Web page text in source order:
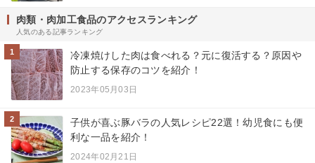
肉類・肉加工食品のアクセスランキング
人気のある記事ランキング
1
冷凍焼けした肉は食べれる？元に復活する？原因や
防止する保存のコツを紹介！
2023年05月03日
2
子供が喜ぶ豚バラの人気レシピ22選！幼児食にも便
利な一品を紹介！
2024年02月21日